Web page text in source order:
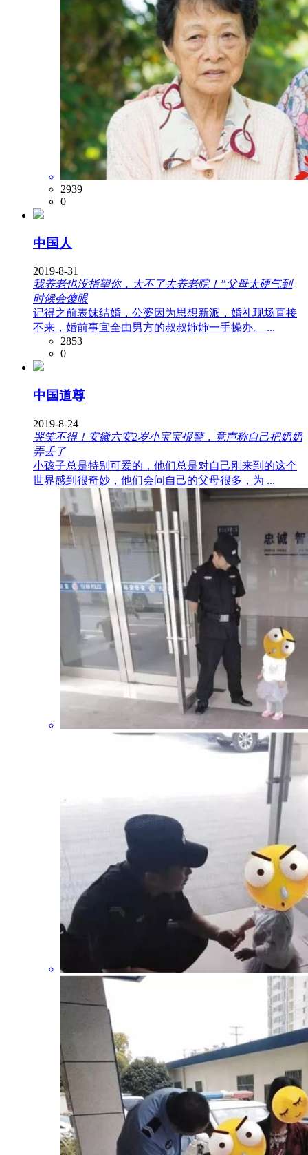
2939
0
中国人
2019-8-31
我养老也没指望你，大不了去养老院！”父母太硬气到
时候会傻眼
记得之前表妹结婚，公婆因为思想新派，婚礼现场直接
不来，婚前事宜全由男方的叔叔婶婶一手操办。 ...
2853
0
中国道尊
2019-8-24
哭笑不得！安徽六安2岁小宝宝报警，竟声称自己把奶奶
弄丢了
小孩子总是特别可爱的，他们总是对自己刚来到的这个
世界感到很奇妙，他们会问自己的父母很多，为 ...